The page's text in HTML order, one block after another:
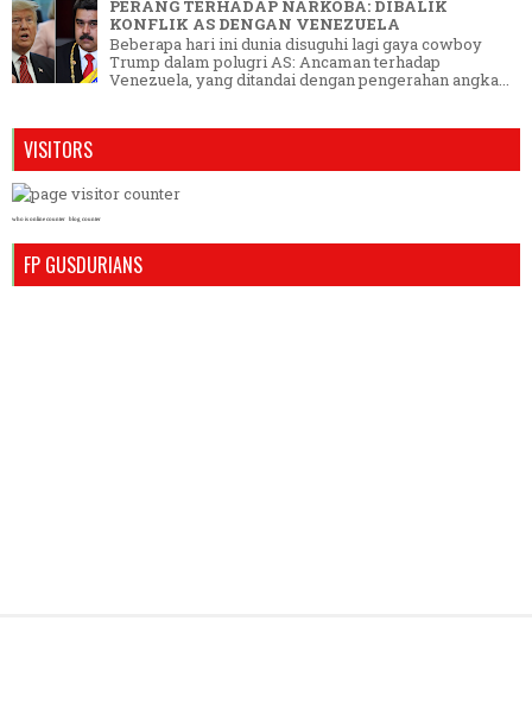
PERANG TERHADAP NARKOBA: DIBALIK
KONFLIK AS DENGAN VENEZUELA
Beberapa hari ini dunia disuguhi lagi gaya cowboy
Trump dalam polugri AS: Ancaman terhadap
Venezuela, yang ditandai dengan pengerahan angka...
VISITORS
who is online counter blog counter
FP GUSDURIANS